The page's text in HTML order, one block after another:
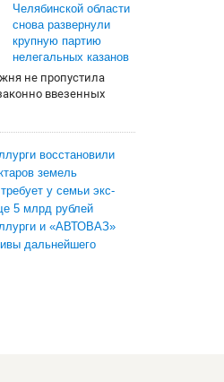
Челябинской области
снова развернули
крупную партию
нелегальных казанов
не пропустила
ввезенных
восстановили
земель
у семьи экс-
5 млрд рублей
и «АВТОВАЗ»
дальнейшего